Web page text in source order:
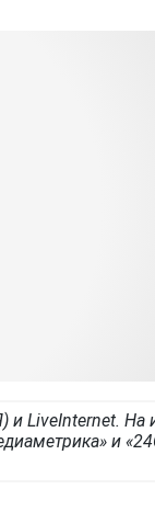
и LiveInternet.
и